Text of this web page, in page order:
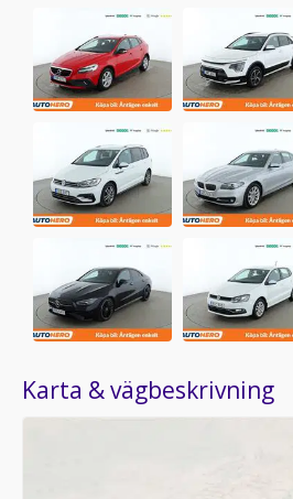
Karta & vägbeskrivning